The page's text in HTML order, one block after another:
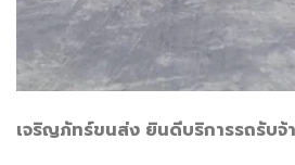
เจริญภัทร์ขนส่ง ยินดีบริการรถรับจ้